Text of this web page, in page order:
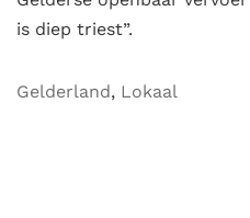
is diep triest”.
Gelderland, Lokaal